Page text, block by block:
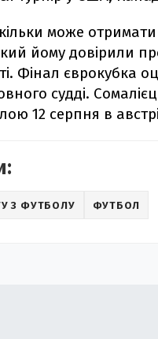
може
йому довірили
Фінал єврокубка
судді.
12 серпня в
З ФУТБОЛУ ФУТБОЛ